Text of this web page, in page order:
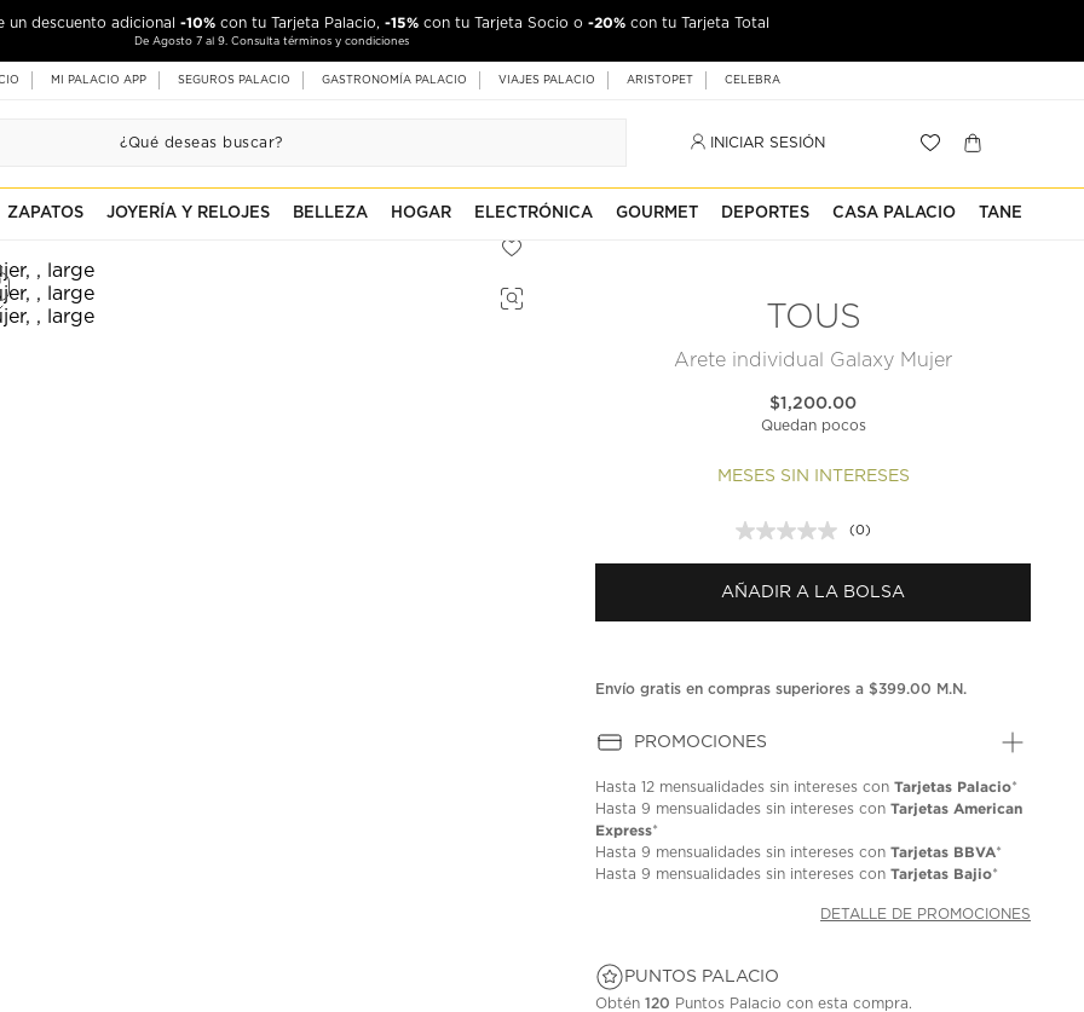
un descuento adicional -10% con tu Tarjeta Palacio, -15% con tu Tarjeta Socio o -20% con tu Tarjeta Total
De Agosto 7 al 9. Consulta términos y condiciones
MI PALACIO APP SEGUROS PALACIO GASTRONOMÍA PALACIO VIAJES PALACIO ARISTOPET CELEBRA
INICIAR SESIÓN
ZAPATOS JOYERÍA Y RELOJES BELLEZA HOGAR ELECTRÓNICA GOURMET DEPORTES CASA PALACIO TANE
TOUS
Arete individual Galaxy Mujer
$1,200.00
Quedan pocos
MESES SIN INTERESES
Sin
puntuación.
en
la
(0)
AÑADIR A LA BOLSA
Envío gratis en compras superiores a $399.00 M.N.
PROMOCIONES
Hasta12 mensualidades sin intereses conTarjetas Palacio*
Hasta9 mensualidades sin intereses conTarjetas American
Express*
Hasta9 mensualidades sin intereses conTarjetas BBVA*
Hasta9 mensualidades sin intereses conTarjetas Bajio*
DETALLE DE PROMOCIONES
PUNTOS PALACIO
Obtén120 Puntos Palacio con esta compra.